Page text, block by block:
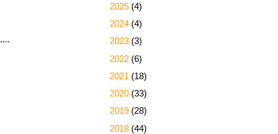
2025 (4)
2024 (4)
2023 (3)
2022 (6)
2021 (18)
2020 (33)
2019 (28)
2018 (44)